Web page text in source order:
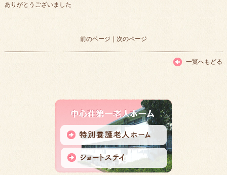
ありがとうございました
前のページ ｜ 次のページ
一覧へもどる